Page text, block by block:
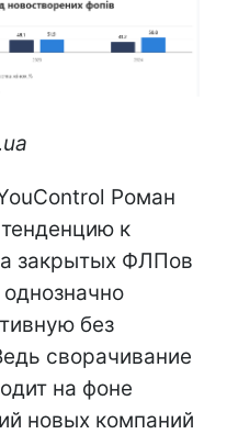
Роман
к
закрытых ФЛПов
без
сворачивание
на фоне
новых компаний